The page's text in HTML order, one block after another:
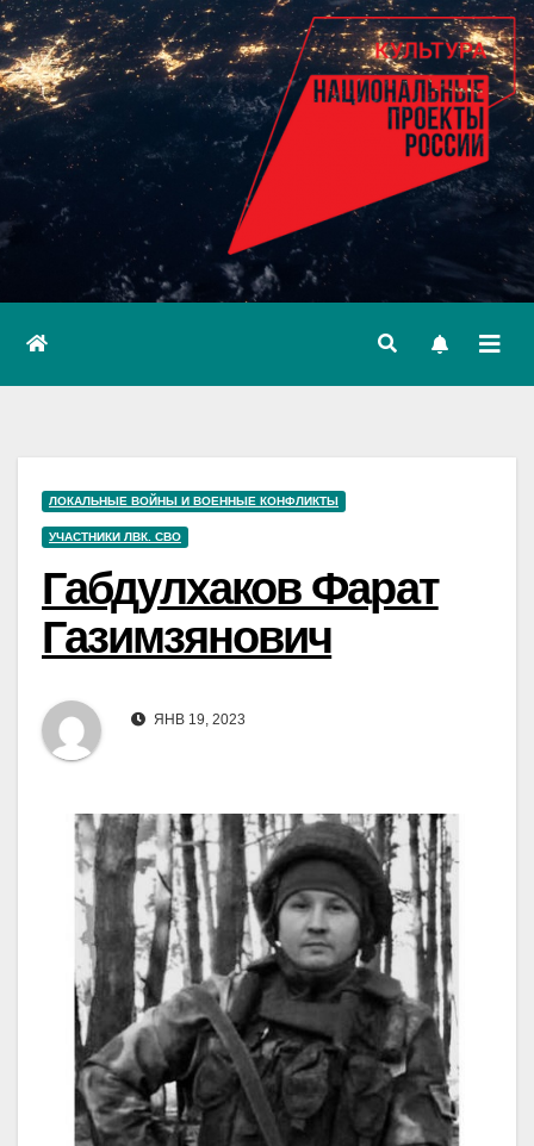
ЛОКАЛЬНЫЕ ВОЙНЫ И ВОЕННЫЕ КОНФЛИКТЫ
УЧАСТНИКИ ЛВК. СВО
Габдулхаков Фарат
Газимзянович
ЯНВ 19, 2023